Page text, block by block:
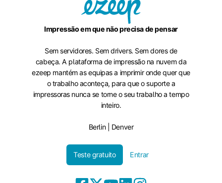
Impressão em que não precisa de pensar
Sem servidores. Sem drivers. Sem dores de
cabeça. A plataforma de impressão na nuvem da
ezeep mantém as equipas a imprimir onde quer que
o trabalho aconteça, para que o suporte a
impressoras nunca se torne o seu trabalho a tempo
inteiro.
Berlin | Denver
Teste gratuito Entrar